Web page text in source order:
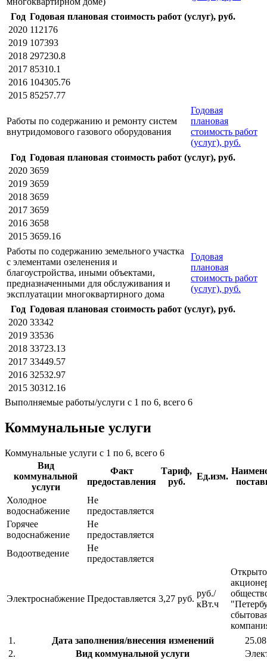
Год Годовая плановая стоимость работ (услуг), руб.
2020 112176
2019 107393
2018 297230.8
2017 85310.1
2016 104305.76
2015 85257.77
Работы по содержанию и ремонту систем
внутридомового газового оборудования
Годовая
плановая
стоимость работ
(услуг), руб.
Год Годовая плановая стоимость работ (услуг), руб.
2020 3659
2019 3659
2018 3659
2017 3659
2016 3658
2015 3659.16
Работы по содержанию земельного участка
с элементами озеленения и
благоустройства, иными объектами,
предназначенными для обслуживания и
эксплуатации многоквартирного дома
Годовая
плановая
стоимость работ
(услуг), руб.
Год Годовая плановая стоимость работ (услуг), руб.
2020 33342
2019 33536
2018 33723.13
2017 33449.57
2016 32532.97
2015 30312.16
Выполняемые работы/услуги с 1 по 6, всего 6
Коммунальные услуги
Коммунальные услуги с 1 по 6, всего 6
Вид
коммунальной
услуги
Факт
предоставления
Тариф,
руб.
Ед.изм.
Холодное
водоснабжение
Не
предоставляется
Горячее
водоснабжение
Не
предоставляется
Водоотведение
Не
предоставляется
Электроснабжение Предоставляется 3,27 руб.
руб./
кВт.ч
1.
Дата заполнения/внесения изменений
2.
Вид коммунальной услуги